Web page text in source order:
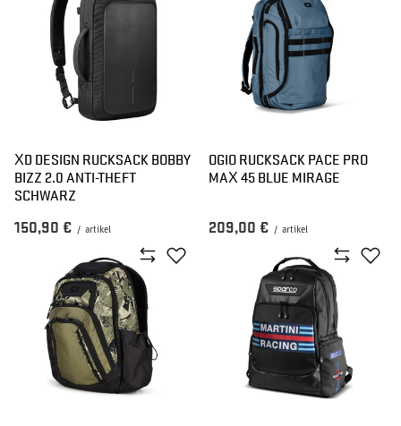
XD DESIGN RUCKSACK BOBBY
BIZZ 2.0 ANTI-THEFT
SCHWARZ
150,90 € / artikel
OGIO RUCKSACK PACE PRO
MAX 45 BLUE MIRAGE
209,00 € / artikel